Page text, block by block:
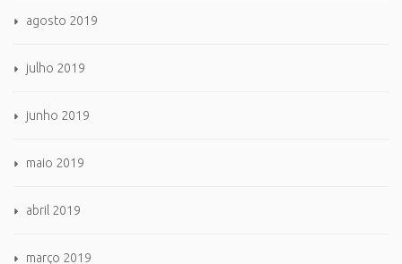
agosto 2019
julho 2019
junho 2019
maio 2019
abril 2019
março 2019